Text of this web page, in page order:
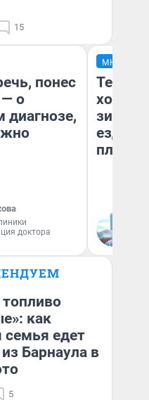
15
понес
— о
диагнозе,
доктора
МНЕНИЕ
Тепло
зимой.
ездит
плюсы
как
семья едет
Барнаула в
5